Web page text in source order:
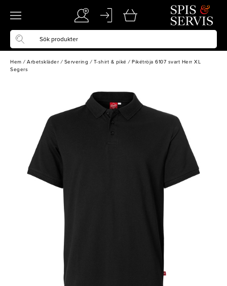
Hem / Arbetskläder / Servering / T-shirt & piké / Pikétröja 6107 svart Herr XL
Segers